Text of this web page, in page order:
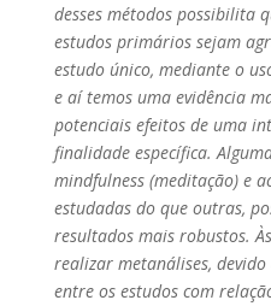
desses métodos possibilita
estudos primários sejam
estudo único, mediante o
e aí temos uma evidência
potenciais efeitos de uma
finalidade específica.
mindfulness(meditação) e
estudadas do que outras,
resultados mais robustos.
realizar metanálises,
entre os estudos com